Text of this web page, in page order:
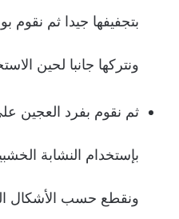
بتجفيفها جيدا ثم نقوم
ونتركها جانبا لحين
ثم نقوم بفرد العجين
بإستخدام النشابة
ونقطع حسب الأشكال